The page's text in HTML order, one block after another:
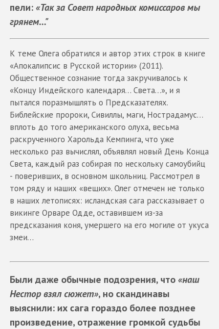
пели: «Так за Совет народных комиссаров мы
грянем…"
К теме Олега обратился и автор этих строк в книге
«Апокалипсис в Русской истории» (2011).
Общественное сознание тогда закручивалось к
«Концу Индейского календаря… Света…», и я
пытался поразмышлять о Предсказателях.
Библейские пророки, Сивиллы, маги, Нострадамус…
вплоть до того американского олуха, весьма
раскрученного Харольда Кемпинга, что уже
несколько раз вычислял, объявлял новый День Конца
Света, каждый раз собирая по нескольку самоубийц
- поверивших, в основном школьниц. Рассмотрел в
том ряду и наших «вещих». Олег отмечен не только
в наших летописях: исландская сага рассказывает о
викинге Орваре Одде, оставившем из-за
предсказания коня, умершего на его могиле от укуса
змеи…
Были даже обычные подозрения, что «наш
Нестор взял сюжет», но скандинавы
выяснили: их сага гораздо более позднее
произведение, отражение громкой судьбы